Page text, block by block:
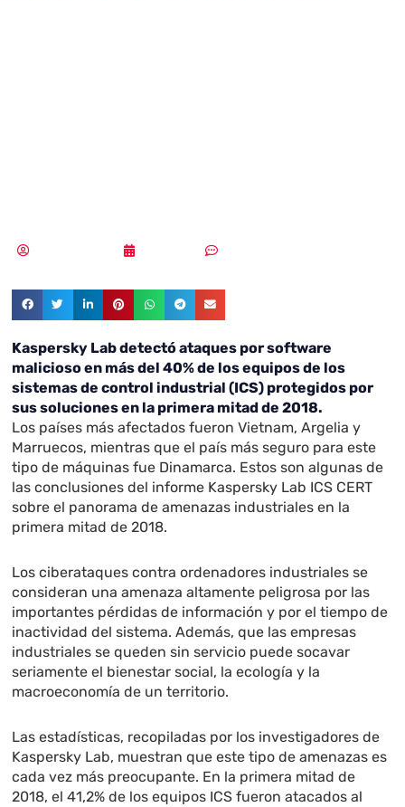
Kaspersky Lab detectó ataques por software
malicioso en más del 40% de los equipos de los
sistemas de control industrial (ICS) protegidos por
sus soluciones en la primera mitad de 2018.
Los países más afectados fueron Vietnam, Argelia y
Marruecos, mientras que el país más seguro para este
tipo de máquinas fue Dinamarca. Estos son algunas de
las conclusiones del informe Kaspersky Lab ICS CERT
sobre el panorama de amenazas industriales en la
primera mitad de 2018.
Los ciberataques contra ordenadores industriales se
consideran una amenaza altamente peligrosa por las
importantes pérdidas de información y por el tiempo de
inactividad del sistema. Además, que las empresas
industriales se queden sin servicio puede socavar
seriamente el bienestar social, la ecología y la
macroeconomía de un territorio.
Las estadísticas, recopiladas por los investigadores de
Kaspersky Lab, muestran que este tipo de amenazas es
cada vez más preocupante. En la primera mitad de
2018, el 41,2% de los equipos ICS fueron atacados al